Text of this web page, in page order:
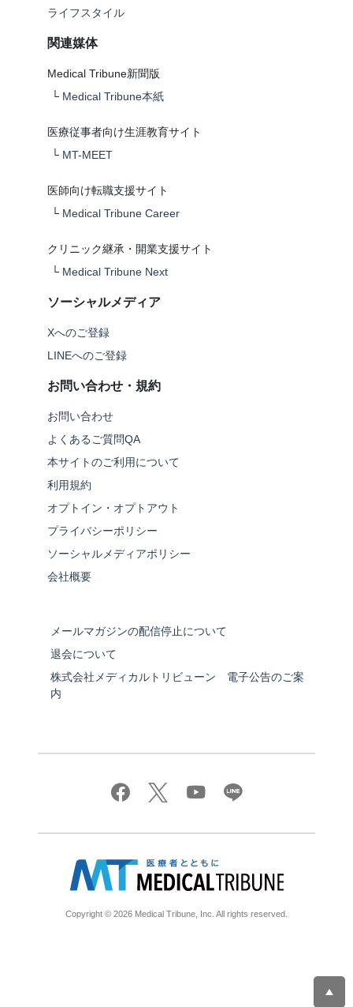
ライフスタイル
関連媒体
Medical Tribune新聞版
└ Medical Tribune本紙
医療従事者向け生涯教育サイト
└ MT-MEET
医師向け転職支援サイト
└ Medical Tribune Career
クリニック継承・開業支援サイト
└ Medical Tribune Next
ソーシャルメディア
Xへのご登録
LINEへのご登録
お問い合わせ・規約
お問い合わせ
よくあるご質問QA
本サイトのご利用について
利用規約
オプトイン・オプトアウト
プライバシーポリシー
ソーシャルメディアポリシー
会社概要
メールマガジンの配信停止について
退会について
株式会社メディカルトリビューン 電子公告のご案
内
Copyright © 2026 Medical Tribune, Inc. All rights reserved.